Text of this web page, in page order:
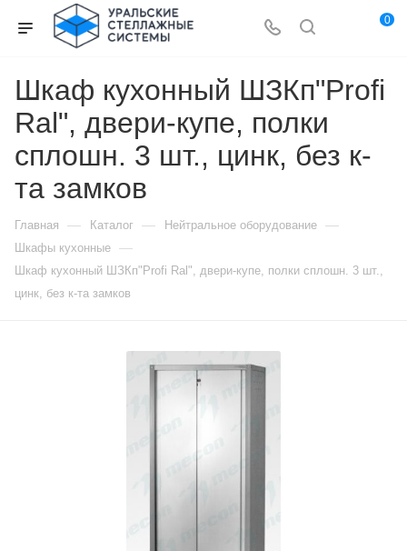
0
Шкаф кухонный ШЗКп"Profi
Ral", двери-купе, полки
сплошн. 3 шт., цинк, без к-
та замков
Главная — Каталог — Нейтральное оборудование —
Шкафы кухонные —
Шкаф кухонный ШЗКп"Profi Ral", двери-купе, полки сплошн. 3 шт.,
цинк, без к-та замков